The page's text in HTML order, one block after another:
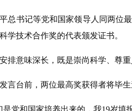
总书记等党和国家领导人同两位
学技术合作奖的代表颁发证书。
排意味深长，既是崇尚科学、尊
言台前，两位最高奖获得者将毕